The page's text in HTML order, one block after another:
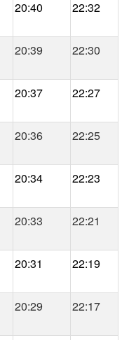
20:40 22:32
20:39 22:30
20:37 22:27
20:36 22:25
20:34 22:23
20:33 22:21
20:31 22:19
20:29 22:17